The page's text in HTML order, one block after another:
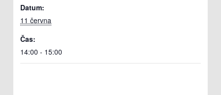
Datum:
11 června
Čas:
14:00 - 15:00